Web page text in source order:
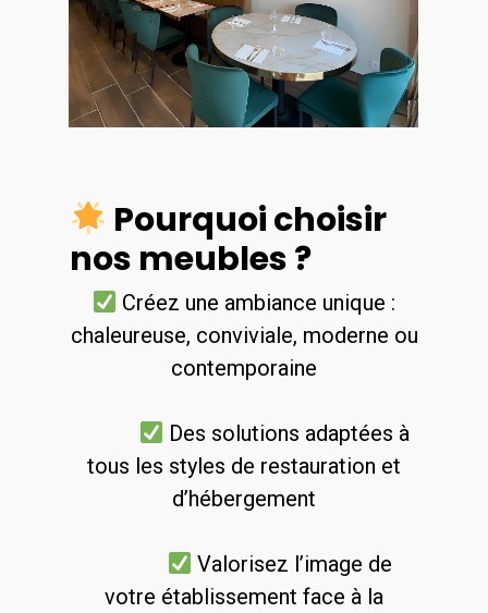
Pourquoi choisir
nos meubles ?
Créez une ambiance unique :
chaleureuse, conviviale, moderne ou
contemporaine
Des solutions adaptées à
tous les styles de restauration et
d’hébergement
Valorisez l’image de
votre établissement face à la